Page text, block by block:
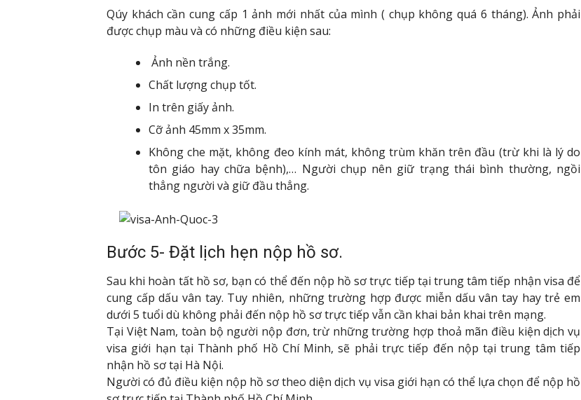
Qúy khách cần cung cấp 1 ảnh mới nhất của mình ( chụp không quá 6 tháng). Ảnh phải
được chụp màu và có những điều kiện sau:
Ảnh nền trắng.
Chất lượng chụp tốt.
In trên giấy ảnh.
Cỡ ảnh 45mm x 35mm.
Không che mặt, không đeo kính mát, không trùm khăn trên đầu (trừ khi là lý do
tôn giáo hay chữa bệnh),… Người chụp nên giữ trạng thái bình thường, ngồi
thẳng người và giữ đầu thẳng.
Bước 5- Đặt lịch hẹn nộp hồ sơ.
Sau khi hoàn tất hồ sơ, bạn có thể đến nộp hồ sơ trực tiếp tại trung tâm tiếp nhận visa để
cung cấp dấu vân tay. Tuy nhiên, những trường hợp được miễn dấu vân tay hay trẻ em
dưới 5 tuổi dù không phải đến nộp hồ sơ trực tiếp vẫn cần khai bản khai trên mạng.
Tại Việt Nam, toàn bộ người nộp đơn, trừ những trường hợp thoả mãn điều kiện dịch vụ
visa giới hạn tại Thành phố Hồ Chí Minh, sẽ phải trực tiếp đến nộp tại trung tâm tiếp
nhận hồ sơ tại Hà Nội.
Người có đủ điều kiện nộp hồ sơ theo diện dịch vụ visa giới hạn có thể lựa chọn để nộp hồ